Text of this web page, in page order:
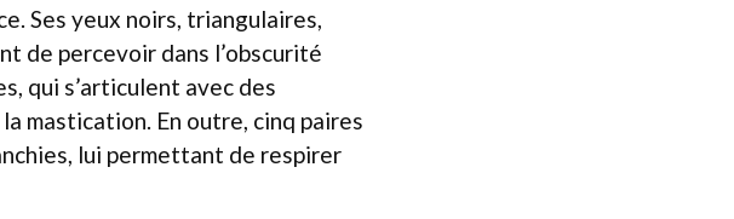
Ses yeux noirs, triangulaires,
de percevoir dans l’obscurité
qui s’articulent avec des
mastication. En outre, cinq paires
lui permettant de respirer